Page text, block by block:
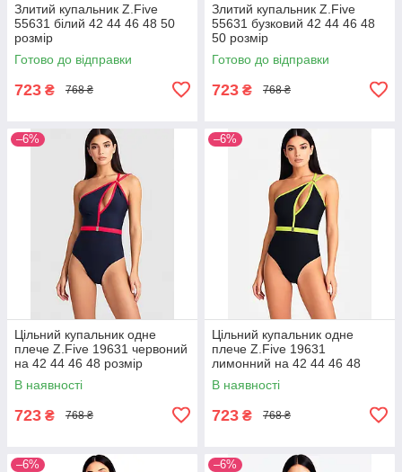
Злитий купальник Z.Five
55631 білий 42 44 46 48 50
розмір
Готово до відправки
723 ₴ 768 ₴
Злитий купальник Z.Five
55631 бузковий 42 44 46 48
50 розмір
Готово до відправки
723 ₴ 768 ₴
–6%
Цільний купальник одне
плече Z.Five 19631 червоний
на 42 44 46 48 розмір
В наявності
723 ₴ 768 ₴
–6%
Цільний купальник одне
плече Z.Five 19631
лимонний на 42 44 46 48
розмір
В наявності
723 ₴ 768 ₴
–6% –6%